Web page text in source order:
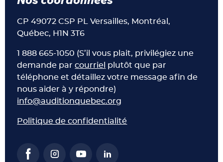
CP 49072 CSP PL Versailles, Montréal,
Québec, H1N 3T6
1 888 665-1050 (S’il vous plait, privilégiez une
demande parcourriel plutôt que par
téléphone et détaillez votre message afin de
nous aider à y répondre)
info@auditionquebec.org
Politique de confidentialité